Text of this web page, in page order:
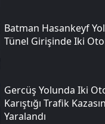
Batman Hasankeyf
Tünel Girişinde Iki
Gercüş Yolunda Iki
Karıştığı Trafik
Yaralandı